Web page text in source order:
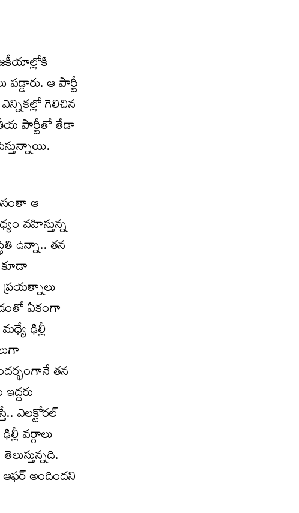
ఆ పార్టీ
గెలిచిన
పార్టీతో తేడా
ఆ
వహిస్తున్న
ఉన్నా.. తన
కూడా
ఏకంగా
ఢిల్లీ
తన
ఎలక్టోరల్‌
వర్గాలు
ఆఫర్‌ అందిందని